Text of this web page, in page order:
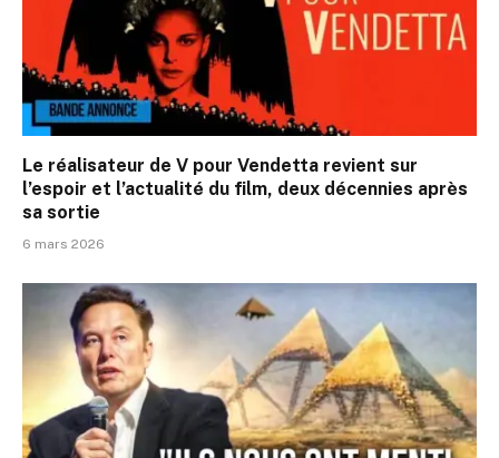
Le réalisateur de V pour Vendetta revient sur
l’espoir et l’actualité du film, deux décennies après
sa sortie
6 mars 2026